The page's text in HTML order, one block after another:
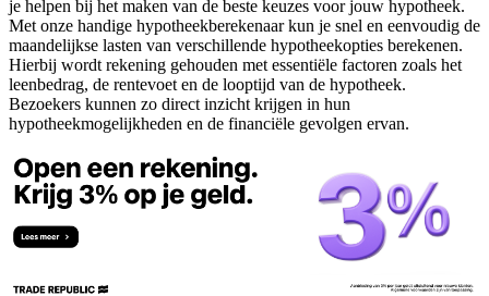
je helpen bij het maken van de beste keuzes voor jouw hypotheek.
Met onze handige hypotheekberekenaar kun je snel en eenvoudig de
maandelijkse lasten van verschillende hypotheekopties berekenen.
Hierbij wordt rekening gehouden met essentiële factoren zoals het
leenbedrag, de rentevoet en de looptijd van de hypotheek.
Bezoekers kunnen zo direct inzicht krijgen in hun
hypotheekmogelijkheden en de financiële gevolgen ervan.